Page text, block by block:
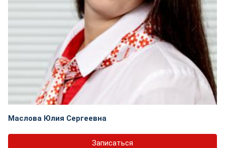
Маслова Юлия Сергеевна
Записаться